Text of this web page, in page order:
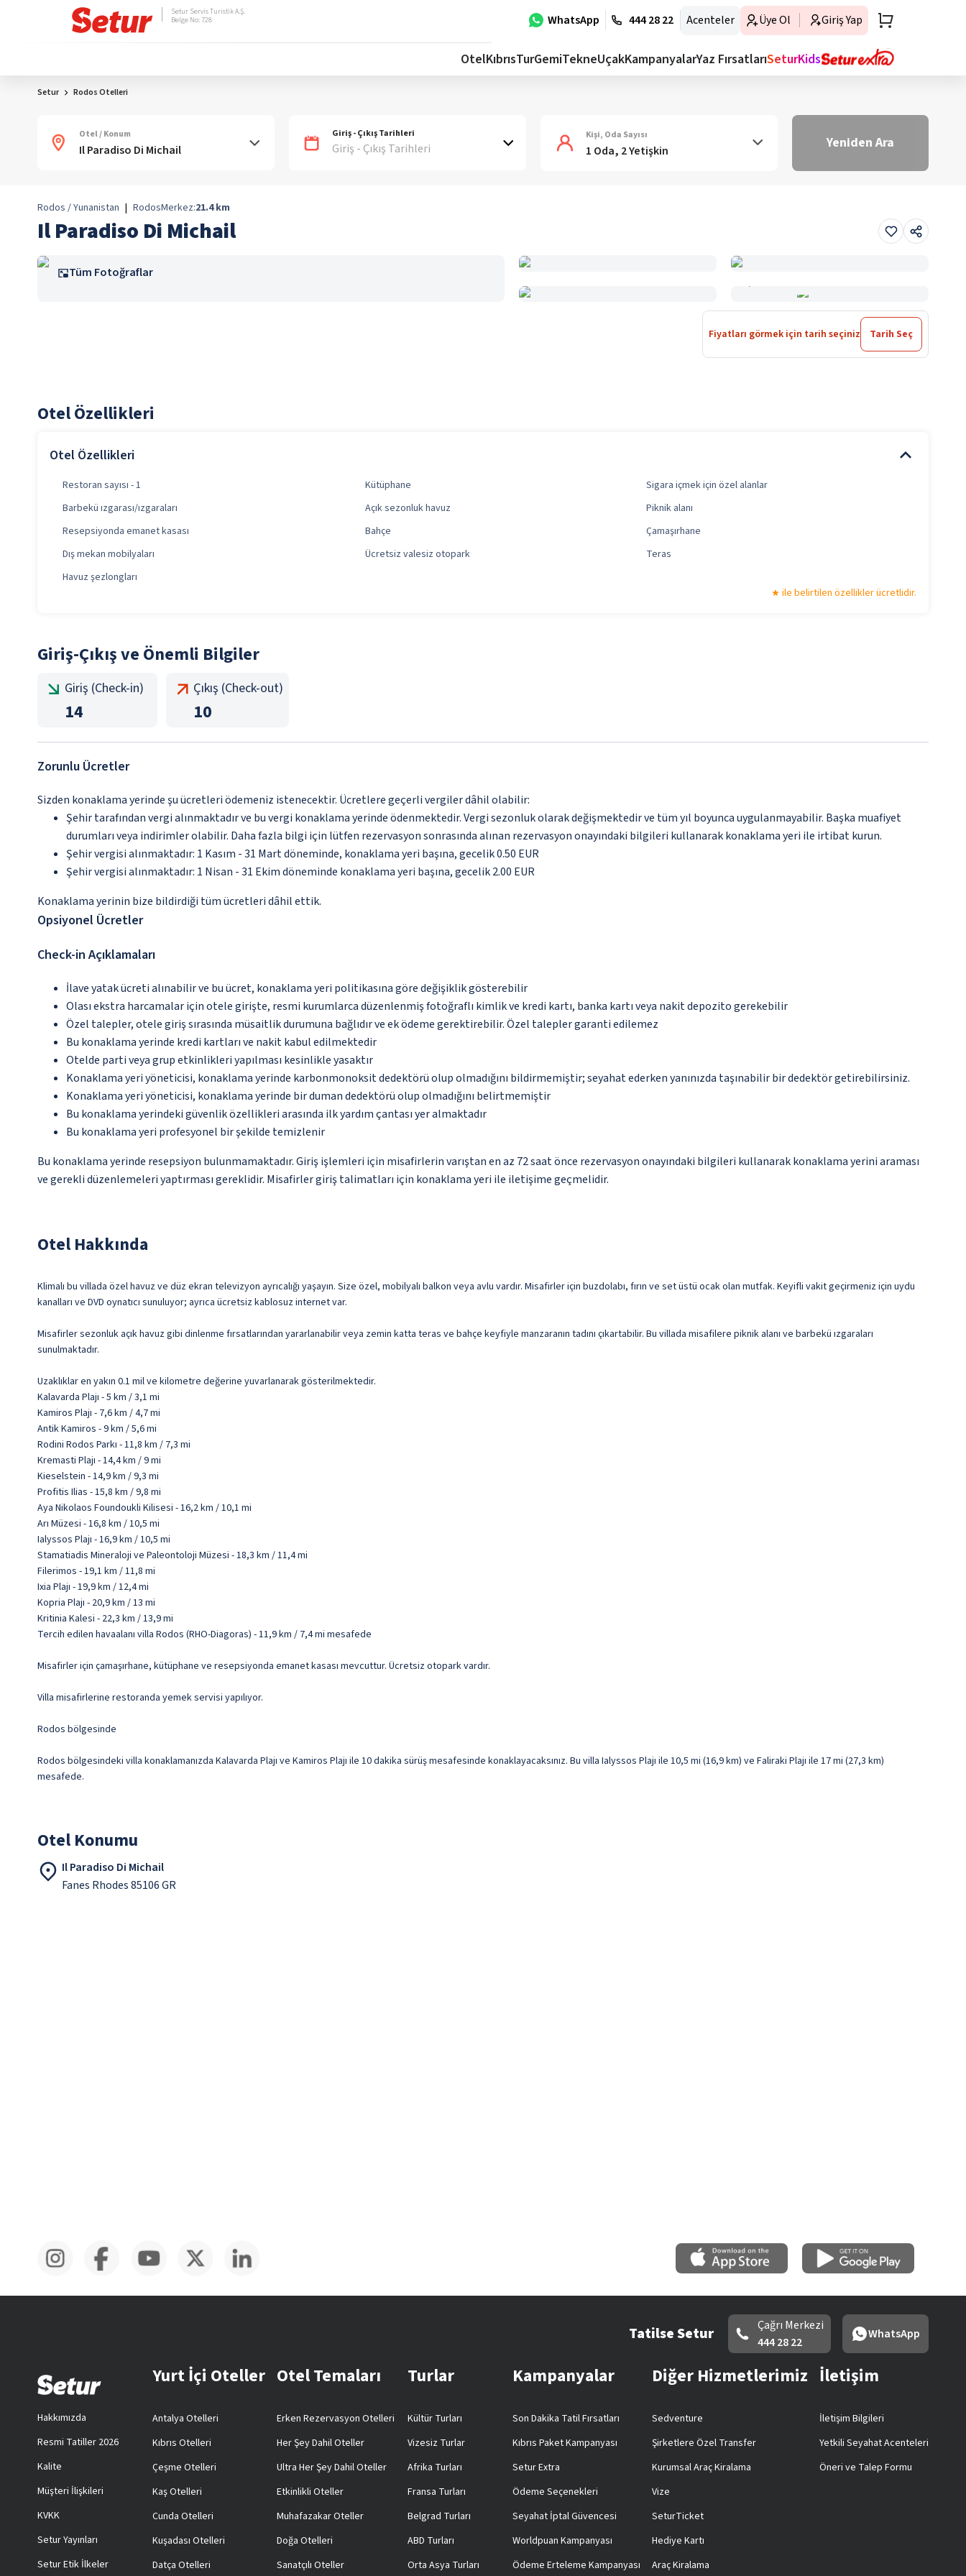
WhatsApp 444 28 22 Acenteler Üye Ol Giriş Yap
Setur Servis Turistik A.Ş.
Belge No: 728
OtelKıbrısTurGemiTekneUçakKampanyalarYaz FırsatlarıSeturKids
Setur Rodos Otelleri
Otel / Konum Giriş - Çıkış Tarihleri
Giriş - Çıkış Tarihleri
Kişi, Oda Sayısı
1 Oda, 2 Yetişkin Yeniden Ara
Rodos / Yunanistan | RodosMerkez:21.4 km
Il Paradiso Di Michail
Tüm Fotoğraflar
Fiyatları görmek için tarih seçiniz Tarih Seç
Otel Özellikleri
Otel Özellikleri
Restoran sayısı - 1 Kütüphane
Sigara içmek için özel alanlar
Barbekü ızgarası/ızgaraları
Açık sezonluk havuz
Piknik alanı
Resepsiyonda emanet kasası
Bahçe
Çamaşırhane
Dış mekan mobilyaları
Ücretsiz valesiz otopark
Teras
Havuz şezlongları
ile belirtilen özellikler ücretlidir.
Giriş-Çıkış ve Önemli Bilgiler
Giriş (Check-in)
14
Çıkış (Check-out)
10
Zorunlu Ücretler
Sizden konaklama yerinde şu ücretleri ödemeniz istenecektir. Ücretlere geçerli vergiler dâhil olabilir:
Şehir tarafından vergi alınmaktadır ve bu vergi konaklama yerinde ödenmektedir. Vergi sezonluk olarak değişmektedir ve tüm yıl boyunca uygulanmayabilir. Başka muafiyet
durumları veya indirimler olabilir. Daha fazla bilgi için lütfen rezervasyon sonrasında alınan rezervasyon onayındaki bilgileri kullanarak konaklama yeri ile irtibat kurun.
Şehir vergisi alınmaktadır: 1 Kasım - 31 Mart döneminde, konaklama yeri başına, gecelik 0.50 EUR
Şehir vergisi alınmaktadır: 1 Nisan - 31 Ekim döneminde konaklama yeri başına, gecelik 2.00 EUR
Konaklama yerinin bize bildirdiği tüm ücretleri dâhil ettik.
Opsiyonel Ücretler
Check-in Açıklamaları
İlave yatak ücreti alınabilir ve bu ücret, konaklama yeri politikasına göre değişiklik gösterebilir
Olası ekstra harcamalar için otele girişte, resmi kurumlarca düzenlenmiş fotoğraflı kimlik ve kredi kartı, banka kartı veya nakit depozito gerekebilir
Özel talepler, otele giriş sırasında müsaitlik durumuna bağlıdır ve ek ödeme gerektirebilir. Özel talepler garanti edilemez
Bu konaklama yerinde kredi kartları ve nakit kabul edilmektedir
Otelde parti veya grup etkinlikleri yapılması kesinlikle yasaktır
Konaklama yeri yöneticisi, konaklama yerinde karbonmonoksit dedektörü olup olmadığını bildirmemiştir; seyahat ederken yanınızda taşınabilir bir dedektör getirebilirsiniz.
Konaklama yeri yöneticisi, konaklama yerinde bir duman dedektörü olup olmadığını belirtmemiştir
Bu konaklama yerindeki güvenlik özellikleri arasında ilk yardım çantası yer almaktadır
Bu konaklama yeri profesyonel bir şekilde temizlenir
Bu konaklama yerinde resepsiyon bulunmamaktadır. Giriş işlemleri için misafirlerin varıştan en az 72 saat önce rezervasyon onayındaki bilgileri kullanarak konaklama yerini araması
ve gerekli düzenlemeleri yaptırması gereklidir. Misafirler giriş talimatları için konaklama yeri ile iletişime geçmelidir.
Otel Hakkında
Klimalı bu villada özel havuz ve düz ekran televizyon ayrıcalığı yaşayın. Size özel, mobilyalı balkon veya avlu vardır. Misafirler için buzdolabı, fırın ve set üstü ocak olan mutfak. Keyifli vakit geçirmeniz için uydu
kanalları ve DVD oynatıcı sunuluyor; ayrıca ücretsiz kablosuz internet var.
Misafirler sezonluk açık havuz gibi dinlenme fırsatlarından yararlanabilir veya zemin katta teras ve bahçe keyfiyle manzaranın tadını çıkartabilir. Bu villada misafilere piknik alanı ve barbekü ızgaraları
sunulmaktadır.
Uzaklıklar en yakın 0.1 mil ve kilometre değerine yuvarlanarak gösterilmektedir.
Kalavarda Plajı - 5 km / 3,1 mi
Kamiros Plajı - 7,6 km / 4,7 mi
Antik Kamiros - 9 km / 5,6 mi
Rodini Rodos Parkı - 11,8 km / 7,3 mi
Kremasti Plajı - 14,4 km / 9 mi
Kieselstein - 14,9 km / 9,3 mi
Profitis Ilias - 15,8 km / 9,8 mi
Aya Nikolaos Foundoukli Kilisesi - 16,2 km / 10,1 mi
Arı Müzesi - 16,8 km / 10,5 mi
Ialyssos Plajı - 16,9 km / 10,5 mi
Stamatiadis Mineraloji ve Paleontoloji Müzesi - 18,3 km / 11,4 mi
Filerimos - 19,1 km / 11,8 mi
Ixia Plajı - 19,9 km / 12,4 mi
Kopria Plajı - 20,9 km / 13 mi
Kritinia Kalesi - 22,3 km / 13,9 mi
Tercih edilen havaalanı villa Rodos (RHO-Diagoras) - 11,9 km / 7,4 mi mesafede
Misafirler için çamaşırhane, kütüphane ve resepsiyonda emanet kasası mevcuttur. Ücretsiz otopark vardır.
Villa misafirlerine restoranda yemek servisi yapılıyor.
Rodos bölgesinde
Rodos bölgesindeki villa konaklamanızda Kalavarda Plajı ve Kamiros Plajı ile 10 dakika sürüş mesafesinde konaklayacaksınız. Bu villa Ialyssos Plajı ile 10,5 mi (16,9 km) ve Faliraki Plajı ile 17 mi (27,3 km)
mesafede.
Otel Konumu
Il Paradiso Di Michail
Fanes Rhodes 85106 GR
Tatilse Setur
Çağrı Merkezi
444 28 22
WhatsApp
Hakkımızda
Resmi Tatiller 2026
Kalite
Müşteri İlişkileri
KVKK
Setur Yayınları
Setur Etik İlkeler
Yurt İçi Oteller
Antalya Otelleri
Kıbrıs Otelleri
Çeşme Otelleri
Kaş Otelleri
Cunda Otelleri
Kuşadası Otelleri
Datça Otelleri
Otel Temaları
Erken Rezervasyon Otelleri
Her Şey Dahil Oteller
Ultra Her Şey Dahil Oteller
Etkinlikli Oteller
Muhafazakar Oteller
Doğa Otelleri
Sanatçılı Oteller
Turlar
Kültür Turları
Vizesiz Turlar
Afrika Turları
Fransa Turları
Belgrad Turları
ABD Turları
Orta Asya Turları
Kampanyalar
Son Dakika Tatil Fırsatları
Kıbrıs Paket Kampanyası
Setur Extra
Ödeme Seçenekleri
Seyahat İptal Güvencesi
Worldpuan Kampanyası
Ödeme Erteleme Kampanyası
Diğer Hizmetlerimiz
Sedventure
Şirketlere Özel Transfer
Kurumsal Araç Kiralama
Vize
SeturTicket
Hediye Kartı
Araç Kiralama
İletişim
İletişim Bilgileri
Yetkili Seyahat Acenteleri
Öneri ve Talep Formu